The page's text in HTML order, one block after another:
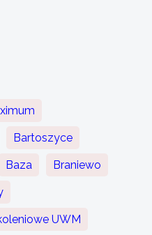
Bartoszyce
Baza Braniewo
UWM